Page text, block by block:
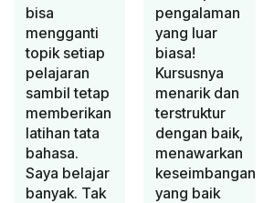
bisa
mengganti
topik setiap
pelajaran
sambil tetap
memberikan
latihan tata
bahasa.
Saya belajar
banyak. Tak
pengalaman
yang luar
biasa!
Kursusnya
menarik dan
terstruktur
dengan baik,
menawarkan
keseimbangan
yang baik